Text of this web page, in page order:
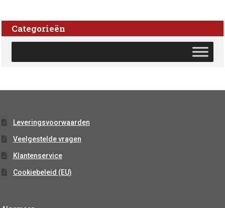
Categorieën
Leveringsvoorwaarden
Veelgestelde vragen
Klantenservice
Cookiebeleid (EU)